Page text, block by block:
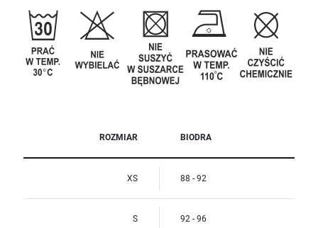
ROZMIAR BIODRA
XS 88 - 92
S 92 - 96